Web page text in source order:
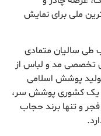
ملی برای نمایش
طی سالیان متمادی
تخصصی مد و لباس از
پوشش اسلامی
یک کشوری پوشش سر،
و تنها برند حجاب